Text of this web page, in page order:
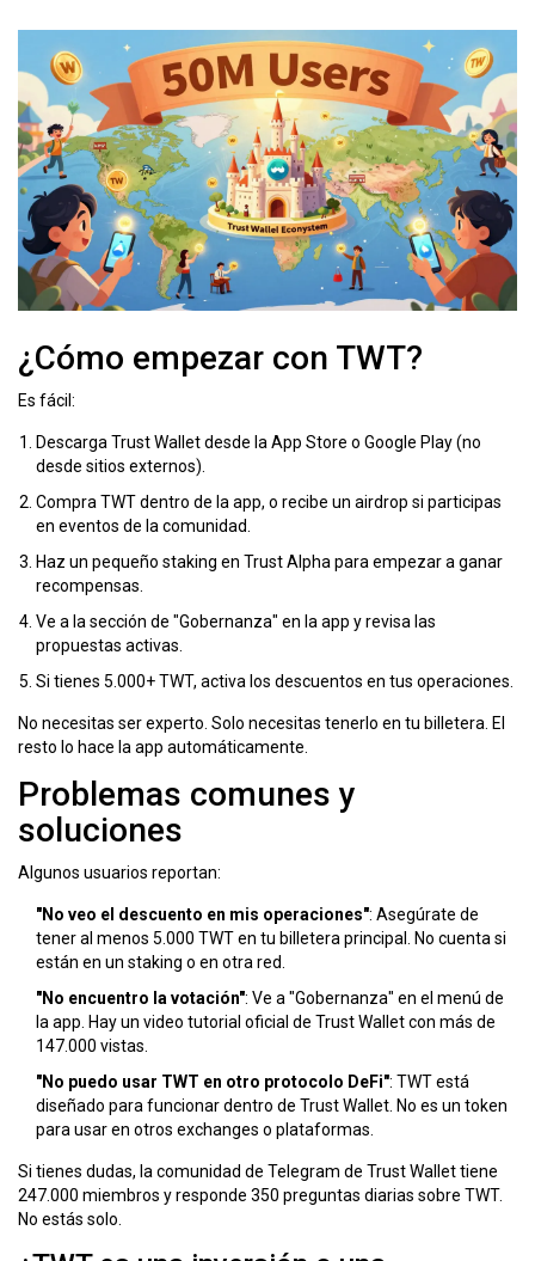
¿Cómo empezar con TWT?
Es fácil:
Descarga Trust Wallet desde la App Store o Google Play (no
desde sitios externos).
Compra TWT dentro de la app, o recibe un airdrop si participas
en eventos de la comunidad.
Haz un pequeño staking en Trust Alpha para empezar a ganar
recompensas.
Ve a la sección de "Gobernanza" en la app y revisa las
propuestas activas.
Si tienes 5.000+ TWT, activa los descuentos en tus operaciones.
No necesitas ser experto. Solo necesitas tenerlo en tu billetera. El
resto lo hace la app automáticamente.
Problemas comunes y
soluciones
Algunos usuarios reportan:
"No veo el descuento en mis operaciones": Asegúrate de
tener al menos 5.000 TWT en tu billetera principal. No cuenta si
están en un staking o en otra red.
"No encuentro la votación": Ve a "Gobernanza" en el menú de
la app. Hay un video tutorial oficial de Trust Wallet con más de
147.000 vistas.
"No puedo usar TWT en otro protocolo DeFi": TWT está
diseñado para funcionar dentro de Trust Wallet. No es un token
para usar en otros exchanges o plataformas.
Si tienes dudas, la comunidad de Telegram de Trust Wallet tiene
247.000 miembros y responde 350 preguntas diarias sobre TWT.
No estás solo.